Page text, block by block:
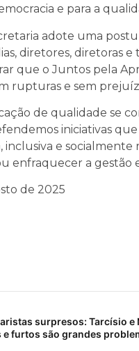
e para a
adote uma
diretores, diretoras
que o Juntos pela
rupturas e sem
de qualidade se
iniciativas
inclusiva e
enfraquecer a gestão
de 2025
surpresos: Tarcísio e
e furtos são grandes